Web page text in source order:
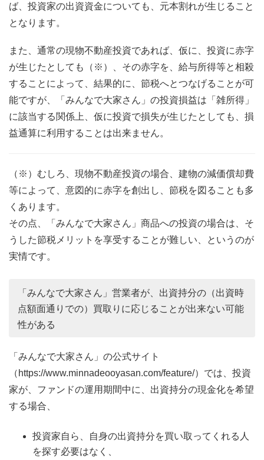
ば、投資家の出資資金についても、元本割れが生じること
となります。
また、通常の現物不動産投資であれば、仮に、投資に赤字
が生じたとしても（※）、その赤字を、給与所得等と相殺
することによって、結果的に、節税へとつなげることが可
能ですが、「みんなで大家さん」の投資損益は「雑所得」
に該当する関係上、仮に投資で損失が生じたとしても、損
益通算に利用することは出来ません。
（※）むしろ、現物不動産投資の場合、建物の減価償却費
等によって、意図的に赤字を創出し、節税を図ることも多
くあります。
その点、「みんなで大家さん」商品への投資の場合は、そ
うした節税メリットを享受することが難しい、というのが
実情です。
「みんなで大家さん」営業者が、出資持分の（出資時
点額面通りでの）買取りに応じることが出来ない可能
性がある
「みんなで大家さん」の公式サイト
（https://www.minnadeooyasan.com/feature/）では、投資
家が、ファンドの運用期間中に、出資持分の現金化を希望
する場合、
投資家自ら、自身の出資持分を買い取ってくれる人
を探す必要はなく、